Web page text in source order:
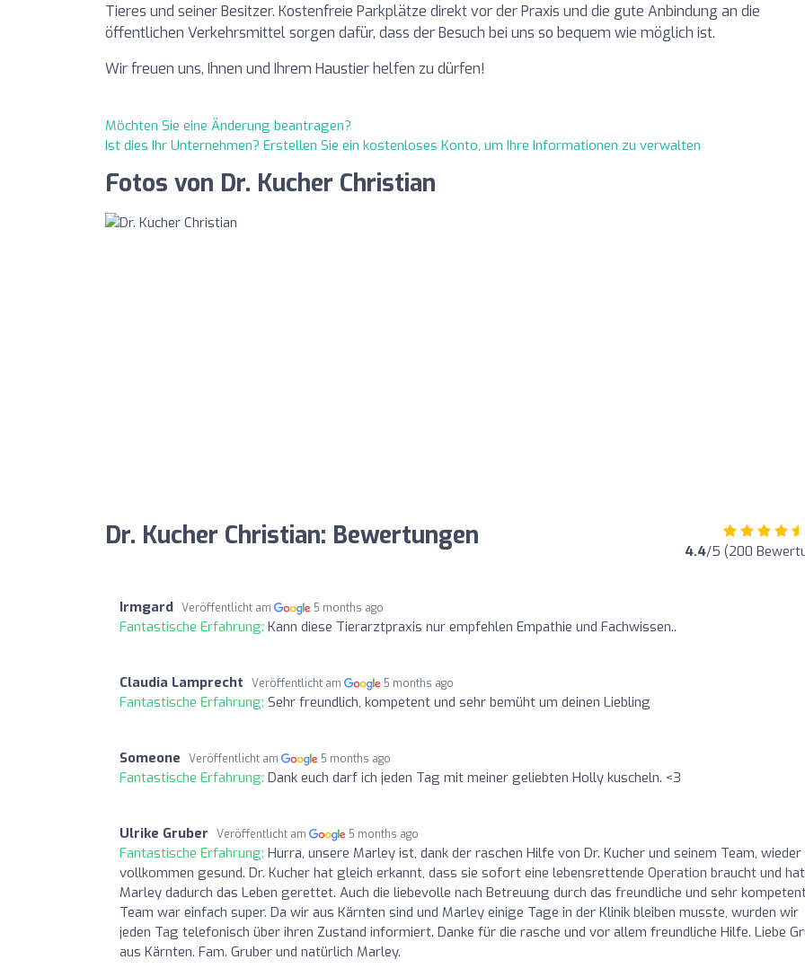
Tieres und seiner Besitzer. Kostenfreie Parkplätze direkt vor der Praxis und die gute Anbindung an die
öffentlichen Verkehrsmittel sorgen dafür, dass der Besuch bei uns so bequem wie möglich ist.
Wir freuen uns, Ihnen und Ihrem Haustier helfen zu dürfen!
Möchten Sie eine Änderung beantragen?
Ist dies Ihr Unternehmen? Erstellen Sie ein kostenloses Konto, um Ihre Informationen zu verwalten
Fotos von Dr. Kucher Christian
Dr. Kucher Christian: Bewertungen 4.4/5 (200
Irmgard Veröffentlicht am 5 months ago
Fantastische Erfahrung: Kann diese Tierarztpraxis nur empfehlen Empathie und Fachwissen..
Claudia Lamprecht Veröffentlicht am 5 months ago
Fantastische Erfahrung: Sehr freundlich, kompetent und sehr bemüht um deinen Liebling
Someone Veröffentlicht am 5 months ago
Fantastische Erfahrung: Dank euch darf ich jeden Tag mit meiner geliebten Holly kuscheln. <3
Ulrike Gruber Veröffentlicht am 5 months ago
Fantastische Erfahrung: Hurra, unsere Marley ist, dank der raschen Hilfe von Dr. Kucher und seinem Team, wieder
vollkommen gesund. Dr. Kucher hat gleich erkannt, dass sie sofort eine lebensrettende Operation braucht und hat
Marley dadurch das Leben gerettet. Auch die liebevolle nach Betreuung durch das freundliche und sehr
Team war einfach super. Da wir aus Kärnten sind und Marley einige Tage in der Klinik bleiben musste, wurden wir
jeden Tag telefonisch über ihren Zustand informiert. Danke für die rasche und vor allem freundliche Hilfe. Liebe
aus Kärnten. Fam. Gruber und natürlich Marley.